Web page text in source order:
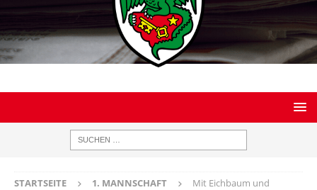
STARTSEITE 1. MANNSCHAFT
Mit Eichbaum und